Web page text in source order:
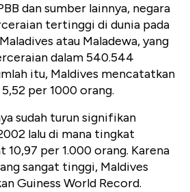
dan sumber lainnya, negara
tertinggi di dunia pada
atau Maladewa, yang
dalam 540.544
itu, Maldives mencatatkan
per 1000 orang.
sudah turun signifikan
lalu di mana tingkat
per 1.000 orang. Karena
sangat tinggi, Maldives
Guiness World Record.